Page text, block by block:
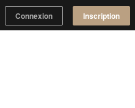
Connexion Inscription